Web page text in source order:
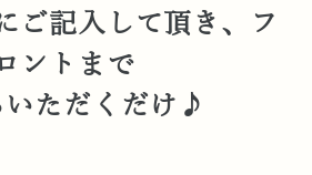
ご記入して頂き、フ
ントまで
いただくだけ♪